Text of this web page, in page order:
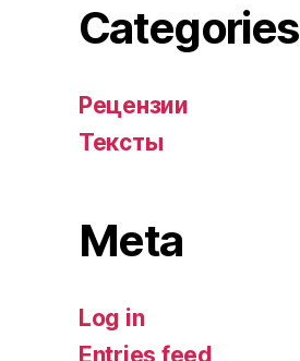
Categories
Рецензии
Тексты
Meta
Log in
Entries feed